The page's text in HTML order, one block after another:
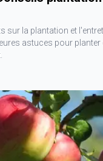
sur la plantation et
astuces pour planter